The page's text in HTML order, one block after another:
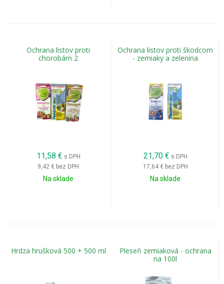
Ochrana listov proti
chorobám 2
11,58 € s DPH
9,42 € bez DPH
Na sklade
Ochrana listov proti škodcom
- zemiaky a zelenina
21,70 € s DPH
17,64 € bez DPH
Na sklade
Hrdza hrušková 500 + 500 ml
Pleseň zemiaková - ochrana
na 100l